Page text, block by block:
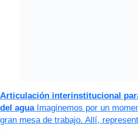
Articulación interinstitucional
del agua Imaginemos por un
gran mesa de trabajo. Allí,